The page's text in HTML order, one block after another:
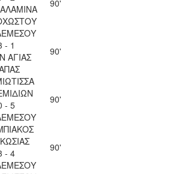
90'
- 1
ΑΓΙΑΣ
90'
- 5
90'
- 4
90'